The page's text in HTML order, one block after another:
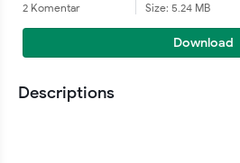
2 Komentar Size: 5.24 MB
Download
Descriptions